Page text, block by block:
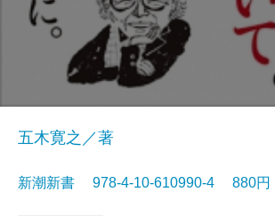
五木寛之／著
新潮新書 978-4-10-610990-4 880